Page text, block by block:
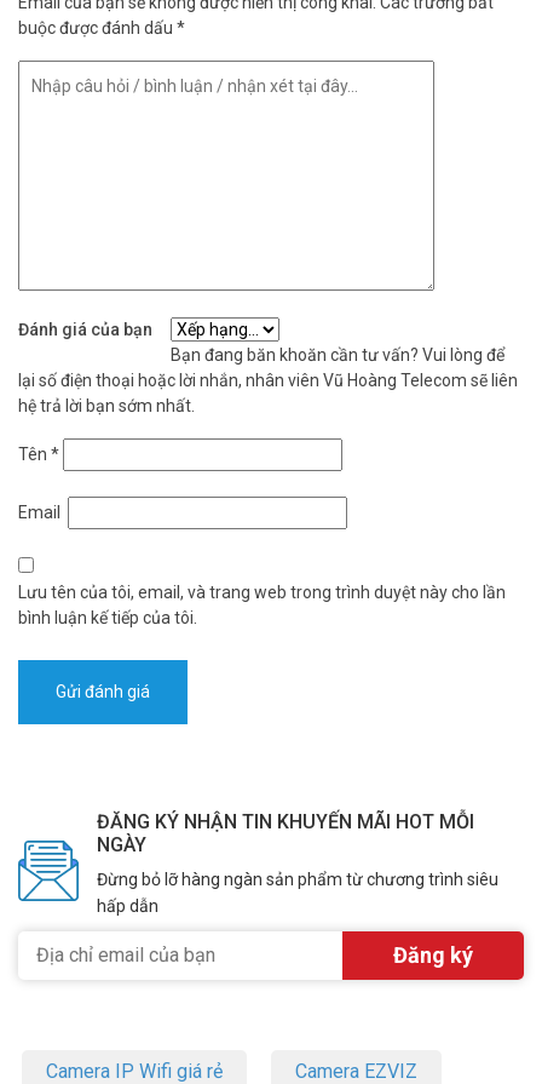
buộc được đánh dấu *
Đánh giá của bạn
Bạn đang băn khoăn cần tư vấn? Vui lòng để
lại số điện thoại hoặc lời nhắn, nhân viên Vũ Hoàng Telecom sẽ liên
hệ trả lời bạn sớm nhất.
Tên *
Email
Lưu tên của tôi, email, và trang web trong trình duyệt này cho lần
bình luận kế tiếp của tôi.
ĐĂNG KÝ NHẬN TIN KHUYẾN MÃI HOT MỖI
NGÀY
Đừng bỏ lỡ hàng ngàn sản phẩm từ chương trình siêu
hấp dẫn
Camera IP Wifi giá rẻ Camera EZVIZ